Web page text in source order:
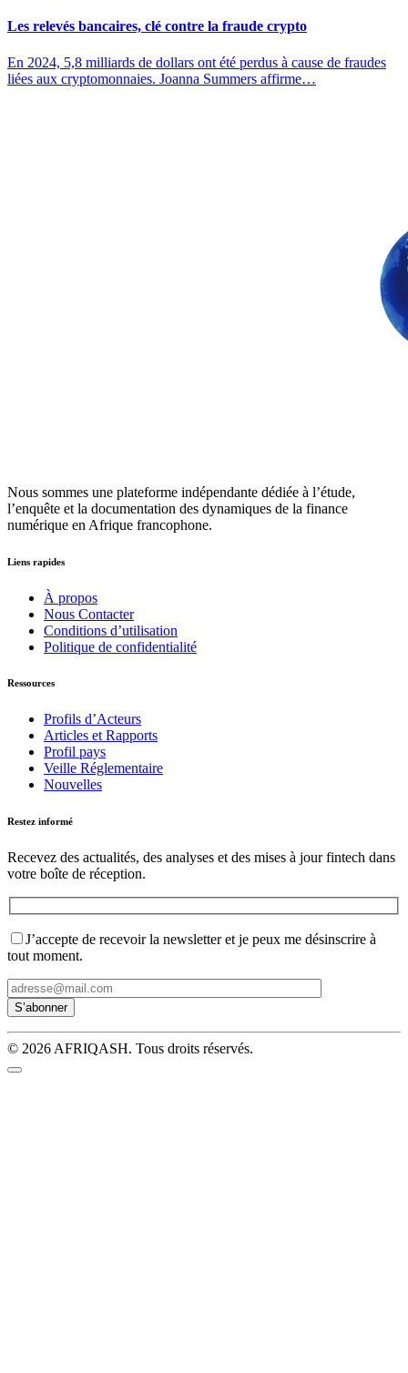
Les relevés bancaires, clé contre la fraude crypto
En 2024, 5,8 milliards de dollars ont été perdus à cause de fraudes
liées aux cryptomonnaies. Joanna Summers affirme…
Nous sommes une plateforme indépendante dédiée à l’étude,
l’enquête et la documentation des dynamiques de la finance
numérique en Afrique francophone.
Liens rapides
À propos
Nous Contacter
Conditions d’utilisation
Politique de confidentialité
Ressources
Profils d’Acteurs
Articles et Rapports
Profil pays
Veille Réglementaire
Nouvelles
Restez informé
Recevez des actualités, des analyses et des mises à jour fintech dans
votre boîte de réception.
J’accepte de recevoir la newsletter et je peux me désinscrire à
tout moment.
© 2026 AFRIQASH. Tous droits réservés.